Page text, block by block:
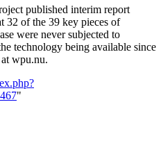
published interim report
32 of the 39 key pieces of
were never subjected to
technology being available since
wpu.nu.
"